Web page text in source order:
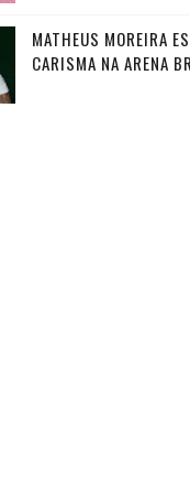
MATHEUS MOREIRA
CARISMA NA ARENA